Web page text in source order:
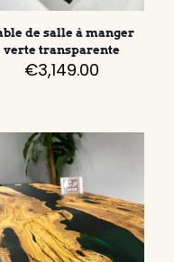
de salle à manger
verte transparente
€3,149.00